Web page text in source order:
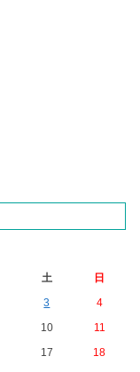
土
日
3
4
10
11
17
18